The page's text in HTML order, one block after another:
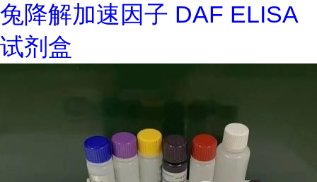
兔降解加速因子 DAF ELISA
试剂盒